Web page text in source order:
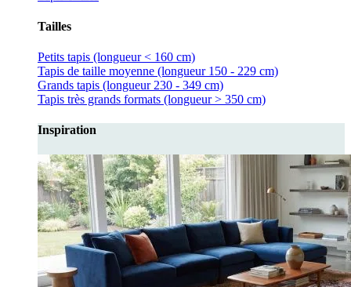
Tailles
Petits tapis (longueur < 160 cm)
Tapis de taille moyenne (longueur 150 - 229 cm)
Grands tapis (longueur 230 - 349 cm)
Tapis très grands formats (longueur > 350 cm)
Inspiration